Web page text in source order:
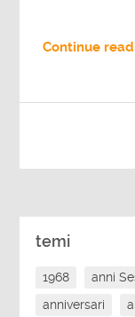
Continue
temi
1968 anni
anniversari